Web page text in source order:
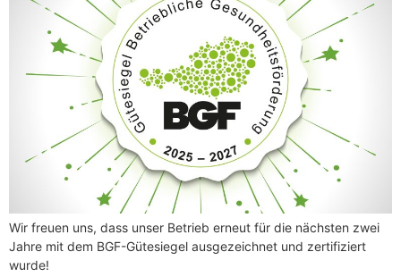
Wir freuen uns, dass unser Betrieb erneut für die nächsten zwei
Jahre mit dem BGF-Gütesiegel ausgezeichnet und zertifiziert
wurde!